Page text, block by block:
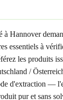
Hannover
essentiels à
les produits
/
d'extraction —
pur et sans